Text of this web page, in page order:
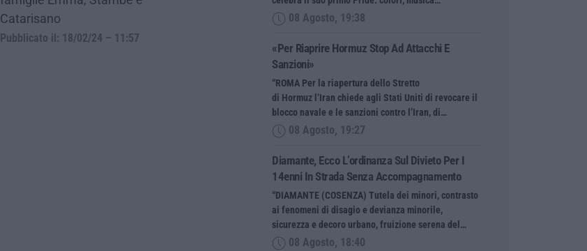
Catarisano
Pubblicato il: 18/02/24 – 11:57
08 Agosto, 19:38
«Per Riaprire Hormuz Stop Ad Attacchi E
Sanzioni»
“ROMA Per la riapertura dello Stretto
di Hormuz l’Iran chiede agli Stati Uniti di revocare il
blocco navale e le sanzioni contro l’Iran, di…
08 Agosto, 19:27
Diamante, Ecco L’ordinanza Sul Divieto Per I
14enni In Strada Senza Accompagnamento
“DIAMANTE (COSENZA) Tutela dei minori, contrasto
ai fenomeni di disagio e devianza minorile,
sicurezza e decoro urbano, fruizione serena del…
08 Agosto, 18:40